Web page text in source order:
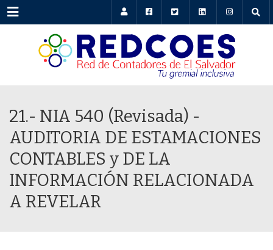
Menu
21.- NIA 540 (Revisada) -
AUDITORIA DE ESTAMACIONES
CONTABLES y DE LA
INFORMACIÓN RELACIONADA
A REVELAR